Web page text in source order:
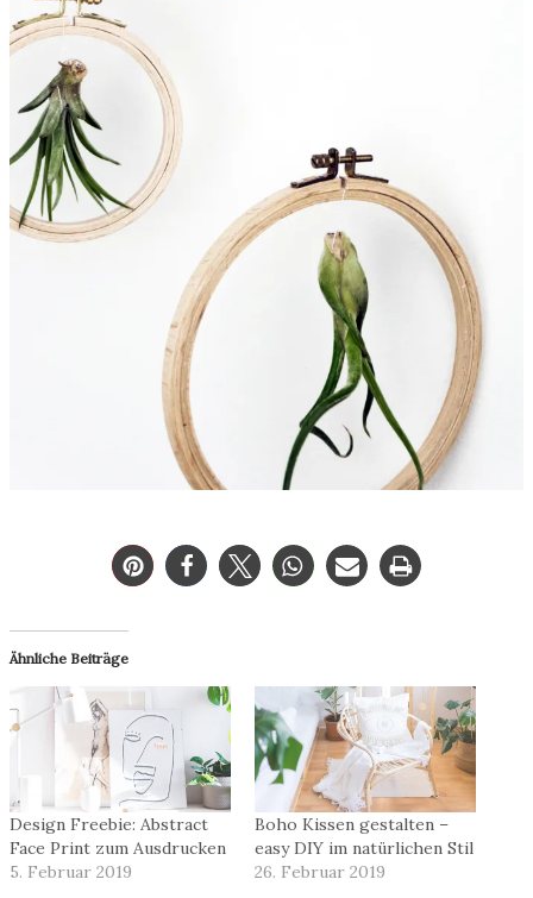
Ähnliche Beiträge
Design Freebie: Abstract
Face Print zum Ausdrucken
5. Februar 2019
Boho Kissen gestalten –
easy DIY im natürlichen Stil
26. Februar 2019